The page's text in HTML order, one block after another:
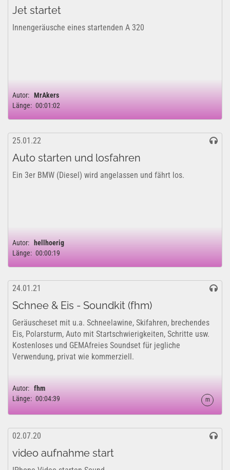
Jet startet
Innengeräusche eines startenden A 320
Autor: MrAkers
Länge: 00:01:02
25.01.22
Auto starten und losfahren
Ein 3er BMW (Diesel) wird angelassen und fährt los.
Autor:
hellhoerig
Länge: 00:00:19
24.01.21
Schnee & Eis - Soundkit (fhm)
Geräuscheset mit u.a. Schneelawine, Skifahren, brechendes
Eis, Polarsturm, Auto mit Startschwierigkeiten, Schritte usw.
Kostenloses und GEMAfreies Soundset für jegliche
Verwendung, privat wie kommerziell.
Autor: fhm
Länge: 00:04:39 m
02.07.20
video aufnahme start